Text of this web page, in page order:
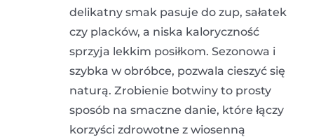
delikatny smak pasuje do zup, sałatek
czy placków, a niska kaloryczność
sprzyja lekkim posiłkom. Sezonowa i
szybka w obróbce, pozwala cieszyć się
naturą. Zrobienie botwiny to prosty
sposób na smaczne danie, które łączy
korzyści zdrowotne z wiosenną